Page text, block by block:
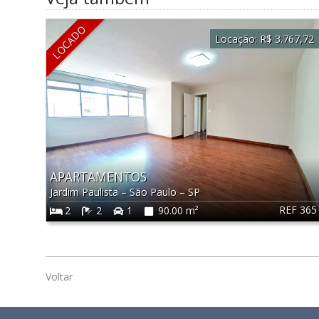
LOCADO
REF 365
APARTAMENTOS
Jardim Paulista–São Paulo–SP
2
2 1 90.00 m²
Locação: R$ 3.767,72
Voltar